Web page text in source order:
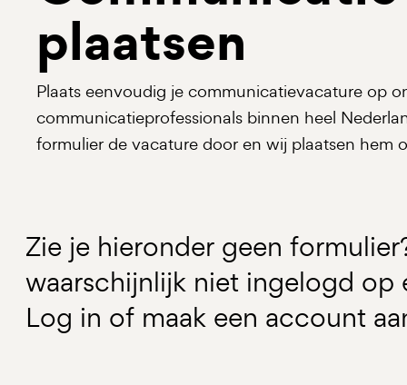
plaatsen
Plaats eenvoudig je communicatievacature op
communicatieprofessionals binnen heel
formulier de vacature door en wij plaatsen hem
Zie je hieronder geen
waarschijnlijk niet ingelogd
Log in of maak een account